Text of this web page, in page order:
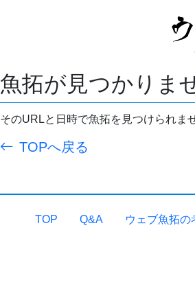
魚拓が見つかりま
そのURLと日時で魚拓を見つけられま
TOPへ戻る
TOP Q&A ウェブ魚拓の